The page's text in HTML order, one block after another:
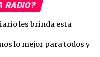
RADIO?
les brinda esta
lo mejor para todos y